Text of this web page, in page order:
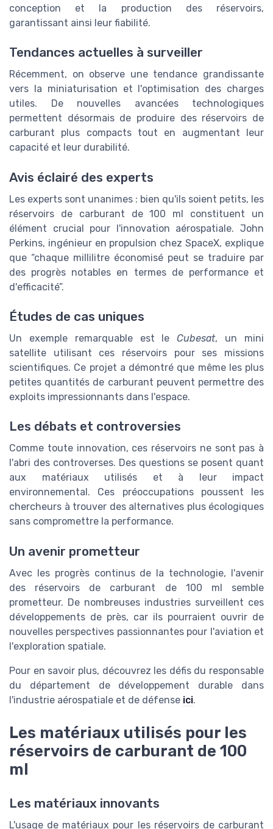
conception et la production des réservoirs,
garantissant ainsi leur fiabilité.
Tendances actuelles à surveiller
Récemment, on observe une tendance grandissante
vers la miniaturisation et l'optimisation des charges
utiles. De nouvelles avancées technologiques
permettent désormais de produire des réservoirs de
carburant plus compacts tout en augmentant leur
capacité et leur durabilité.
Avis éclairé des experts
Les experts sont unanimes : bien qu'ils soient petits, les
réservoirs de carburant de 100 ml constituent un
élément crucial pour l'innovation aérospatiale. John
Perkins, ingénieur en propulsion chez SpaceX, explique
que “chaque millilitre économisé peut se traduire par
des progrès notables en termes de performance et
d'efficacité”.
Études de cas uniques
Un exemple remarquable est leCubesat, un mini
satellite utilisant ces réservoirs pour ses missions
scientifiques. Ce projet a démontré que même les plus
petites quantités de carburant peuvent permettre des
exploits impressionnants dans l'espace.
Les débats et controversies
Comme toute innovation, ces réservoirs ne sont pas à
l'abri des controverses. Des questions se posent quant
aux matériaux utilisés et à leur impact
environnemental. Ces préoccupations poussent les
chercheurs à trouver des alternatives plus écologiques
sans compromettre la performance.
Un avenir prometteur
Avec les progrès continus de la technologie, l'avenir
des réservoirs de carburant de 100 ml semble
prometteur. De nombreuses industries surveillent ces
développements de près, car ils pourraient ouvrir de
nouvelles perspectives passionnantes pour l'aviation et
l'exploration spatiale.
Pour en savoir plus, découvrez les défis du responsable
du département de développement durable dans
l'industrie aérospatiale et de défense ici.
Les matériaux utilisés pour les
réservoirs de carburant de 100
ml
Les matériaux innovants
L'usage de matériaux pour les réservoirs de carburant